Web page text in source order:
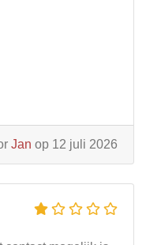
Jan op 12 juli 2026